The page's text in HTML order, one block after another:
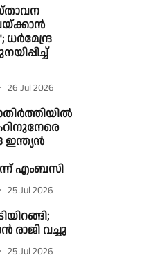
ധർമേന്ദ്ര
26 Jul 2026
ഇന്ത്യൻ
എംബസി
25 Jul 2026
രാജി വച്ചു
25 Jul 2026